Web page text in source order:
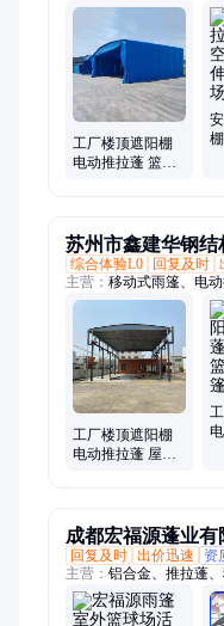
拉雨棚、雨棚坚固、玻
雨、雨蓬配件、移动伸
固地钉、钢筋帐篷、折
料、伸缩雨蓬、自动伸缩
工厂楼顶遮阳棚
电动推拉蓬 篮球
苏州市鑫建华钢结
综合体验L0
回复及时
主营： 移动式雨篷、电
拉防雨棚、仓库棚、电
动雨棚、遮阳棚、膜结
雨棚厂家、架空式雨棚
棚、楼顶电动伸缩棚、
篷、电动雨蓬、露营帐篷
工厂楼顶遮阳棚
电动推拉蓬 屋檐
成都宏福源蓬业有
回复及时 出价迅速 资
主营： 铝合金、推拉蓬
雨棚、推拉活动棚、电
头阳光雨棚、防晒阳光